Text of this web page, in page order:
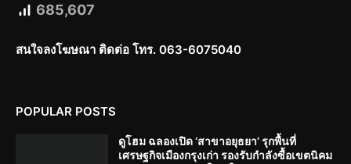
685,607
สนใจลงโฆษณา ติดต่อ โทร. 063-6075040
POPULAR POSTS
ดูโฮม ฉลองเปิด ‘สาขาอยุธยา’ รุกพื้นที่
เศรษฐกิจเมืองกรุงเก่า รองรับกำลังซื้อเขตนิคม